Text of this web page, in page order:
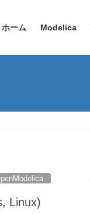
ホーム Modelica
Linux)